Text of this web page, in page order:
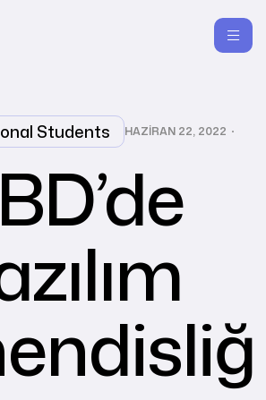
Students HAZIRAN 22, 2022